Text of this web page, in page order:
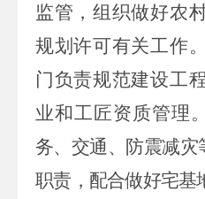
监管，组织做好农
规划许可有关工作
门负责规范建设工
业和工匠资质管理 。
务、交通、防震减灾
职责，配合做好宅基